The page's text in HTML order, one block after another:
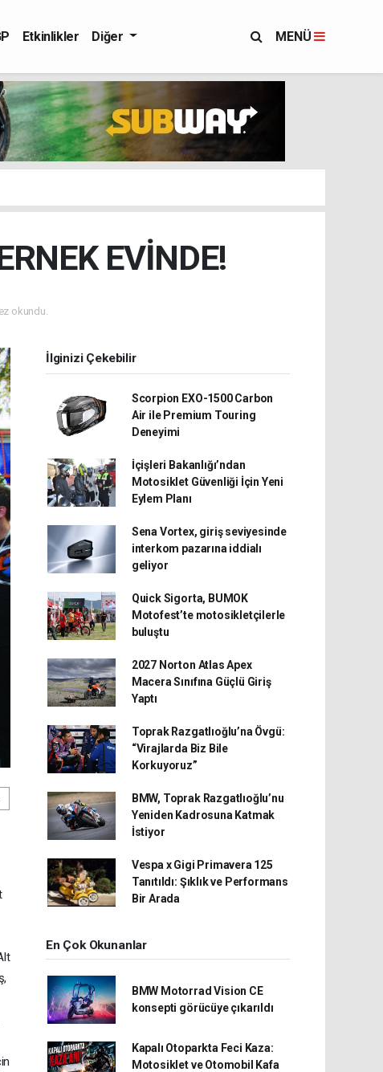
Etkinlikler Diğer MENÜ
EVİNDE!
okundu.
İlginizi Çekebilir
Scorpion EXO-1500 Carbon
Air ile Premium Touring
Deneyimi
İçişleri Bakanlığı’ndan
Motosiklet Güvenliği İçin Yeni
Eylem Planı
Sena Vortex, giriş seviyesinde
interkom pazarına iddialı
geliyor
Quick Sigorta, BUMOK
Motofest’te motosikletçilerle
buluştu
2027 Norton Atlas Apex
Macera Sınıfına Güçlü Giriş
Yaptı
Toprak Razgatlıoğlu’na Övgü:
“Virajlarda Biz Bile
Korkuyoruz”
BMW, Toprak Razgatlıoğlu’nu
Yeniden Kadrosuna Katmak
İstiyor
Vespa x Gigi Primavera 125
Tanıtıldı: Şıklık ve Performans
Bir Arada
En Çok Okunanlar
BMW Motorrad Vision CE
konsepti görücüye çıkarıldı
Kapalı Otoparkta Feci Kaza:
Motosiklet ve Otomobil Kafa